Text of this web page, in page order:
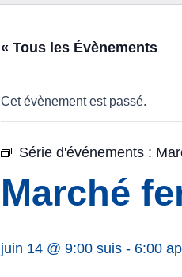
« Tous les Évènements
Cet évènement est passé.
Série d'événements :
Marché
juin 14 @ 9:00 suis - 6:00